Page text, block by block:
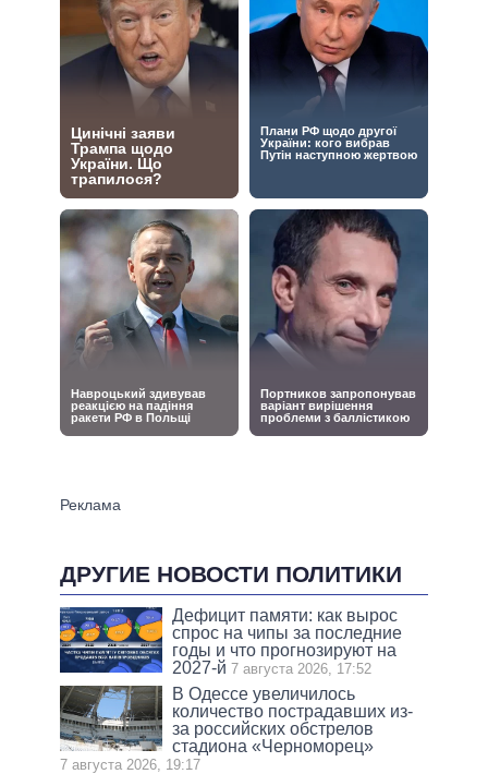
ДРУГИЕ НОВОСТИ ПОЛИТИКИ
Дефицит памяти: как вырос
спрос на чипы за последние
годы и что прогнозируют на
2027-й 7 августа 2026, 17:52
В Одессе увеличилось
количество пострадавших из-
за российских обстрелов
стадиона «Черноморец»
7 августа 2026, 19:17